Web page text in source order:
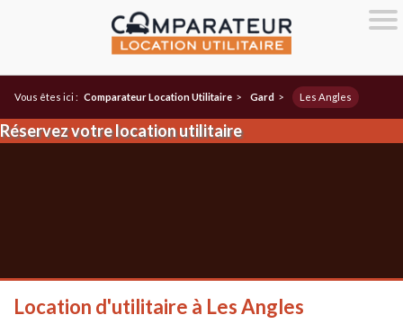
Vous êtes ici : Comparateur Location Utilitaire > Gard > Les Angles
Réservez votre location utilitaire
Location d'utilitaire à Les Angles